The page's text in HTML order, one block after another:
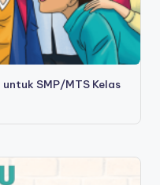
SMP/MTS Kelas